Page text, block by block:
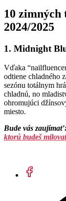
10
2024/2025
1. Midnight
Vďaka
odtiene chladného
sezónu totálnym
chladnú, no
ohromujúci
miesto.
Bude vás
ktorú budeš